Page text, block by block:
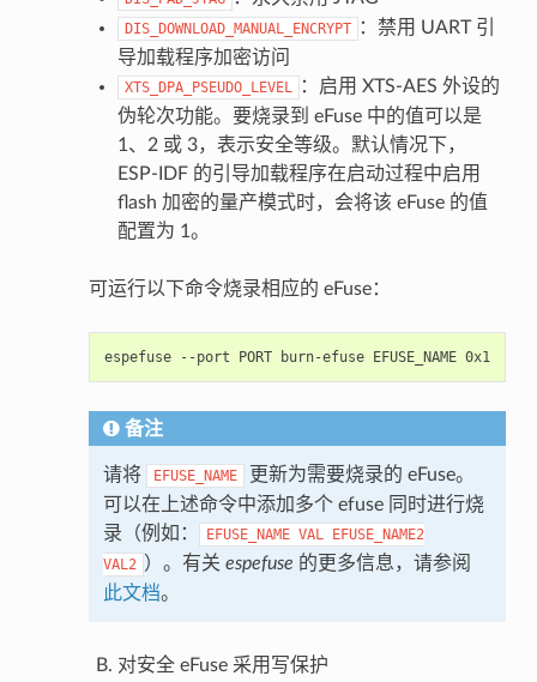
DIS_DOWNLOAD_MANUAL_ENCRYPT
：禁用 UART 引
导加载程序加密访问
XTS_DPA_PSEUDO_LEVEL
：启用 XTS-AES 外设的
伪轮次功能。要烧录到 eFuse 中的值可以是
1、2 或 3，表示安全等级。默认情况下，
ESP-IDF 的引导加载程序在启动过程中启用
flash 加密的量产模式时，会将该 eFuse 的值
配置为 1。
可运行以下命令烧录相应的 eFuse：
espefuse --port PORT burn-efuse EFUSE_NAME 0x1
备注
请将 EFUSE_NAME
更新为需要烧录的 eFuse。
可以在上述命令中添加多个 efuse 同时进行烧
录（例如：
EFUSE_NAME VAL EFUSE_NAME2
VAL2 ）。有关 espefuse 的更多信息，请参阅
此文档。
对安全 eFuse 采用写保护